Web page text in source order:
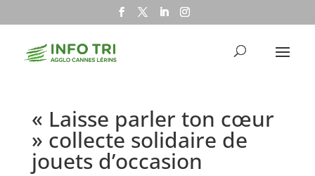
« Laisse parler ton cœur
» collecte solidaire de
jouets d’occasion